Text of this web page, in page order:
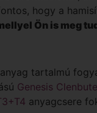
hogy a
Ön is meg
tartalmú
Genesis
anyagcsere